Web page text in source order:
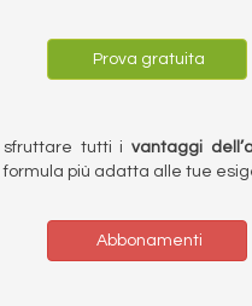
Prova gratuita
sfruttare tutti ivantaggi
formula più adatta alle tue
Abbonamenti